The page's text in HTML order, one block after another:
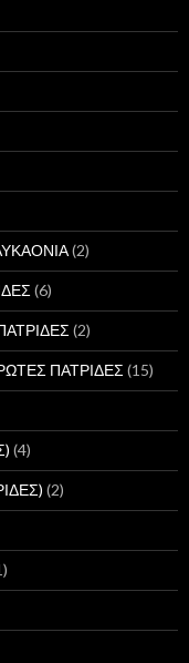
(2)
(6)
(2)
ΠΑΤΡΙΔΕΣ (15)
(4)
(2)